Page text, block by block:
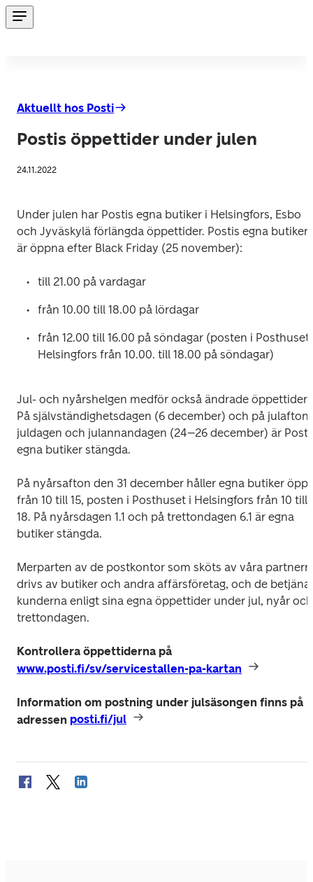
Aktuellt hos Posti
Postis öppettider under julen
24.11.2022
Under julen har Postis egna butiker i Helsingfors, Esbo
och Jyväskylä förlängda öppettider. Postis egna butiker
är öppna efter Black Friday (25 november):
till 21.00 på vardagar
från 10.00 till 18.00 på lördagar
från 12.00 till 16.00 på söndagar (posten i Posthuset
Helsingfors från 10.00. till 18.00 på söndagar)
Jul- och nyårshelgen medför också ändrade öppettider.
På självständighetsdagen (6 december) och på julafton,
juldagen och julannandagen (24–26 december) är
egna butiker stängda.
På nyårsafton den 31 december håller egna butiker
från 10 till 15, posten i Posthuset i Helsingfors från 10 till
18. På nyårsdagen 1.1 och på trettondagen 6.1 är egna
butiker stängda.
Merparten av de postkontor som sköts av våra partnern
drivs av butiker och andra affärsföretag, och de
kunderna enligt sina egna öppettider under jul, nyår och
trettondagen.
www.posti.fi/sv/servicestallen-pa-kartan
Information om postning under julsäsongen finns på
adressen posti.fi/jul